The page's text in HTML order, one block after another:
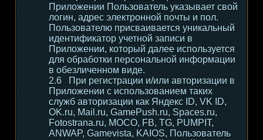
Приложении Пользователь указывает свой
логин, адрес электронной почты и пол.
Пользователю присваивается уникальный
идентификатор учетной записи в
Приложении, который далее используется
для обработки персональной информации
в обезличенном виде.
При регистрации и/или авторизации в
Приложении с использованием таких
служб авторизации как Яндекс ID, VK ID,
OK.ru, Mail.ru, GamePush.ru, Spaces.ru,
Fotostrana.ru, MOCO, FB, TG, PUMPIT,
ANWAP, Gamevista, KAIOS, Пользователь